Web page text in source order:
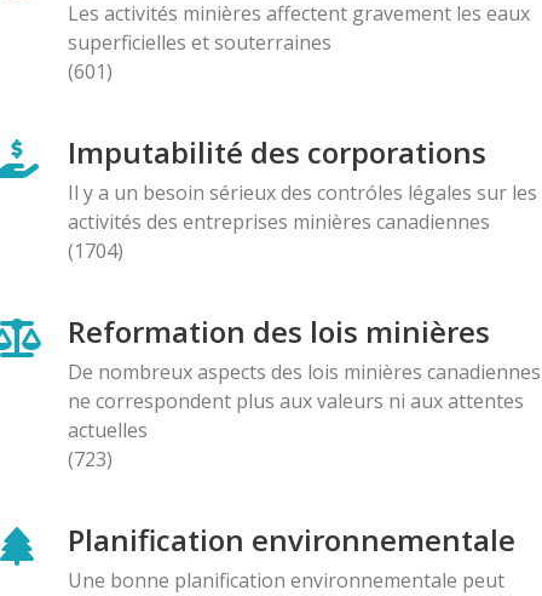
Guatemala
25.08.2025
Une première au Québec : Un projet de mine de
graphite à ciel ouvert en zone de villégiature fera
l'objet d'un référendum dans cinq municipalités de
l'Outaouais. Le Comité du Non lance sa campagne «
Le 31 août je vote NON »
BLOG ENTRY
Lettre au Ministre de l'Environnement: Demande de
ne pas céder à la pression exercée par la minière
Ressources Falco
12.06.2025
AMI(E)S DE MINES ALERTE
Attac Québec dévoile la puissante machine de
lobbyisme de Glencore, qui reçoit son Prix du lobby
Les activités minières affectent gravement les eaux
superficielles et souterraines
(601)
Imputabilité des corporations
Il y a un besoin sérieux des contróles légales sur les
activités des entreprises minières canadiennes
(1704)
Reformation des lois minières
De nombreux aspects des lois minières canadiennes
ne correspondent plus aux valeurs ni aux attentes
actuelles
(723)
Planification environnementale
Une bonne planification environnementale peut